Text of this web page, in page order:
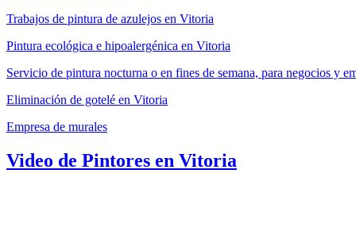
Trabajos de pintura de azulejos en Vitoria
Pintura ecológica e hipoalergénica en Vitoria
Servicio de pintura nocturna o en fines de semana, para negocios y
Eliminación de gotelé en Vitoria
Empresa de murales
Video de Pintores en Vitoria